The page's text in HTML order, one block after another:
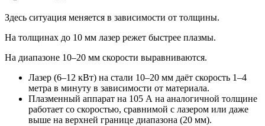
Здесь ситуация меняется в зависимости от толщины.
На толщинах до 10 мм лазер режет быстрее плазмы.
На диапазоне 10–20 мм скорости выравниваются.
Лазер (6–12 кВт) на стали 10–20 мм даёт скорость 1–4
метра в минуту в зависимости от материала.
Плазменный аппарат на 105 А на аналогичной толщине
работает со скоростью, сравнимой с лазером или даже
выше на верхней границе диапазона (20 мм).